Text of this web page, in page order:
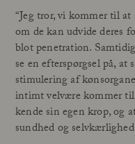
“Jeg tror, vi kommer til
om de kan udvide deres
blot penetration.
se en efterspørgsel på, at
stimulering af
intimt velvære kommer
kende sin egen krop, og
sundhed og